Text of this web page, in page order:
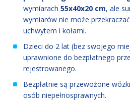
wymiarach 55x40x20 cm, ale
wymiarów nie może
uchwytem i kołami.
Dzieci do 2 lat (bez swojego
uprawnione do bezpłatnego
rejestrowanego.
Bezpłatnie są przewożone
osób niepełnosprawnych.